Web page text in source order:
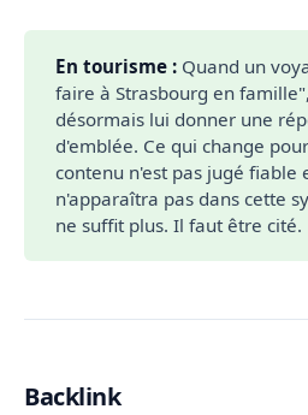
En tourisme :Quand un
faire à Strasbourg en
désormais lui donner une
d'emblée. Ce qui change
contenu n'est pas jugé fiable
n'apparaîtra pas dans cette
ne suffit plus. Il faut être cité.
Backlink